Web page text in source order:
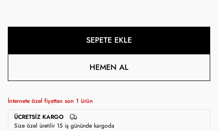
SEPETE EKLE
HEMEN AL
İnternete özel fiyattan son 1 ürün
ÜCRETSIZ KARGO
Size özel üretilir 15 iş gününde kargoda